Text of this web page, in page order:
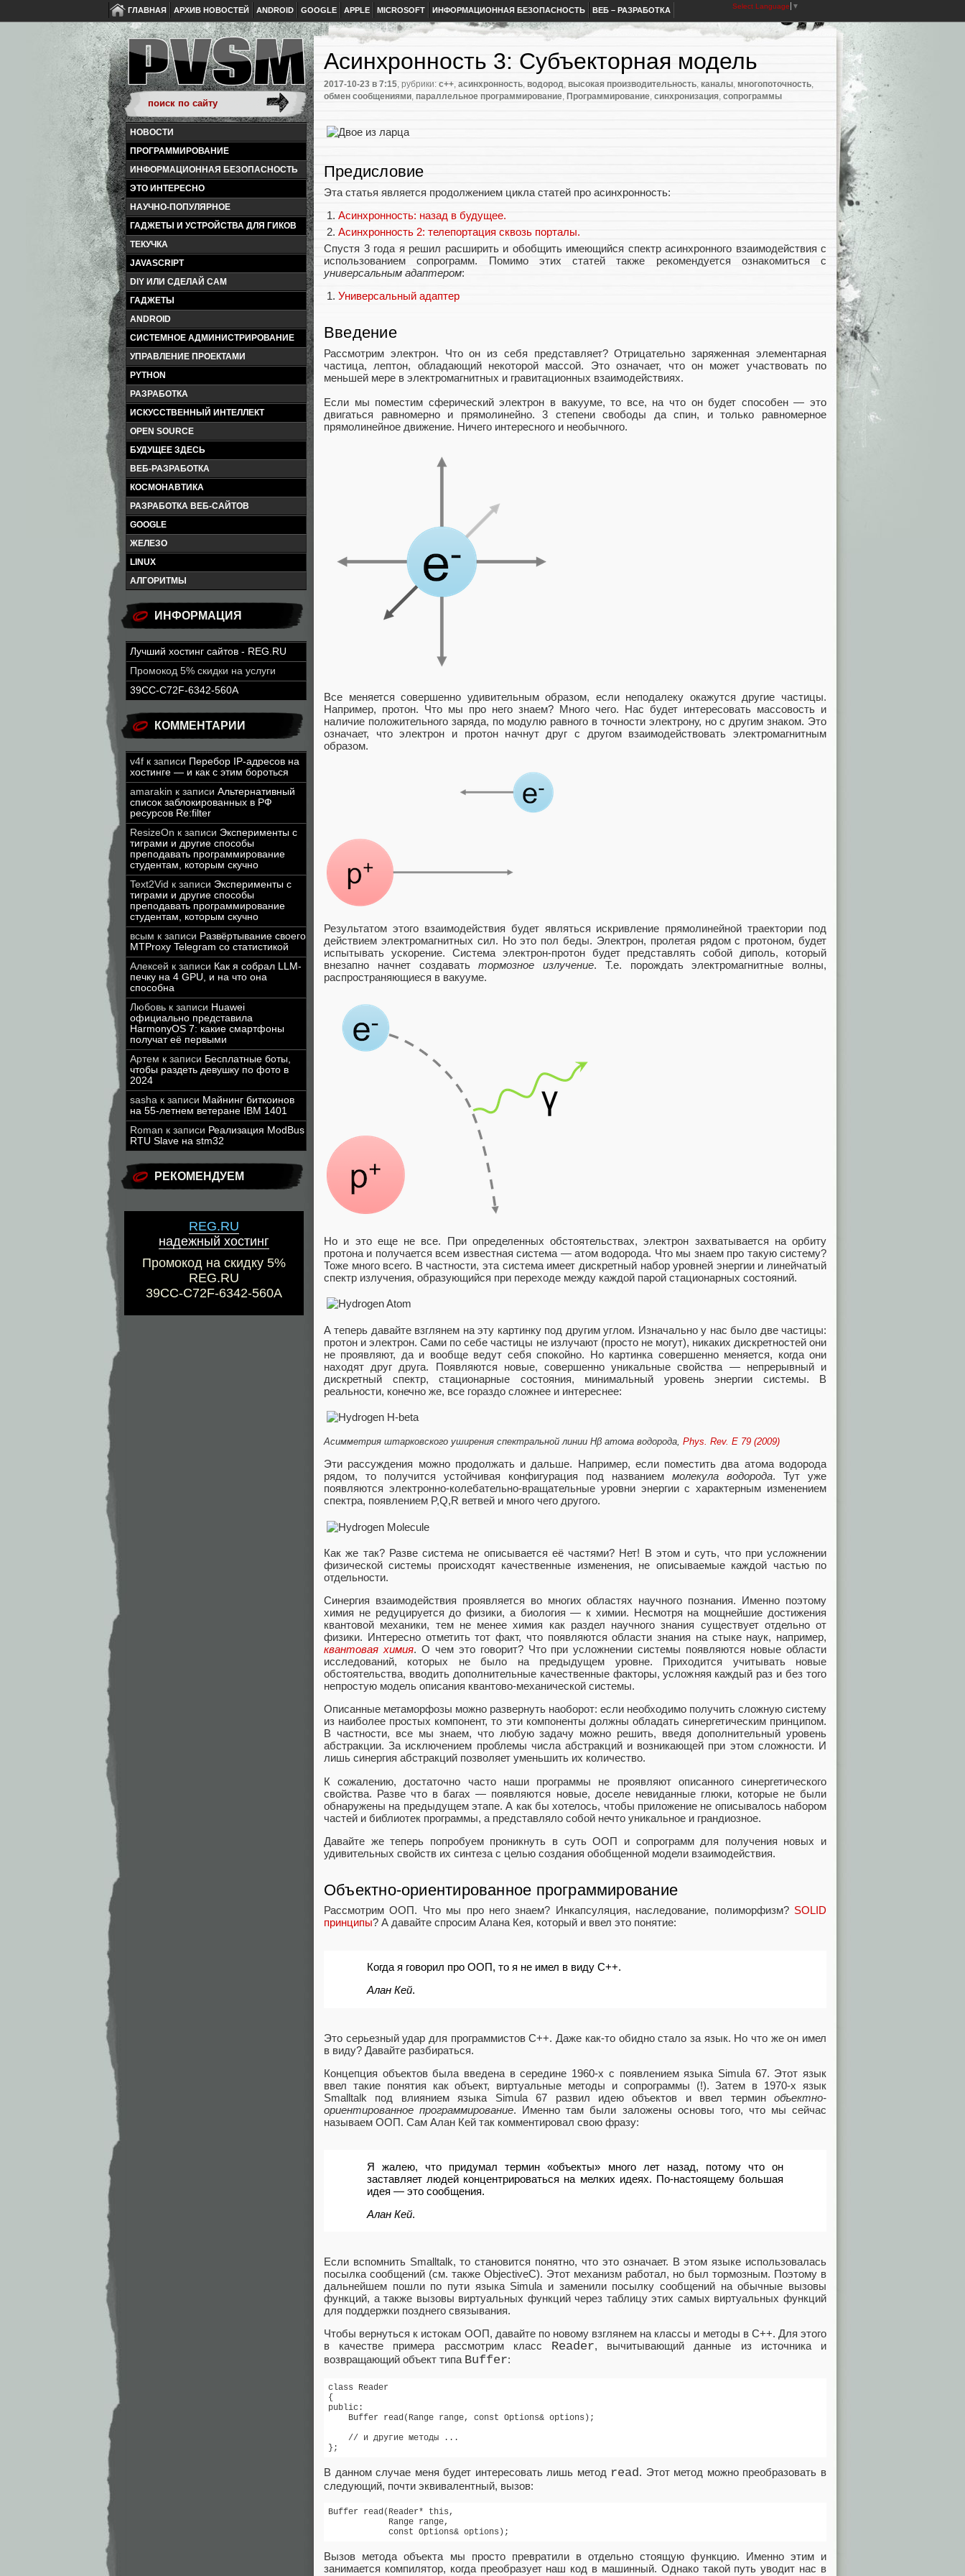
ГЛАВНАЯ АРХИВ НОВОСТЕЙ ANDROID GOOGLE APPLE MICROSOFT ИНФОРМАЦИОННАЯ БЕЗОПАСНОСТЬ ВЕБ – РАЗРАБОТКА Select Language ▼
НОВОСТИ
ПРОГРАММИРОВАНИЕ
ИНФОРМАЦИОННАЯ БЕЗОПАСНОСТЬ
ЭТО ИНТЕРЕСНО
НАУЧНО-ПОПУЛЯРНОЕ
ГАДЖЕТЫ И УСТРОЙСТВА ДЛЯ ГИКОВ
ТЕКУЧКА
JAVASCRIPT
DIY ИЛИ СДЕЛАЙ САМ
ГАДЖЕТЫ
ANDROID
СИСТЕМНОЕ АДМИНИСТРИРОВАНИЕ
УПРАВЛЕНИЕ ПРОЕКТАМИ
PYTHON
РАЗРАБОТКА
ИСКУССТВЕННЫЙ ИНТЕЛЛЕКТ
OPEN SOURCE
БУДУЩЕЕ ЗДЕСЬ
ВЕБ-РАЗРАБОТКА
КОСМОНАВТИКА
РАЗРАБОТКА ВЕБ-САЙТОВ
GOOGLE
ЖЕЛЕЗО
LINUX
АЛГОРИТМЫ
ИНФОРМАЦИЯ
Лучший хостинг сайтов - REG.RU
Промокод 5% скидки на услуги
39CC-C72F-6342-560A
КОММЕНТАРИИ
v4f к записи Перебор IP-адресов на
хостинге — и как с этим бороться
amarakin к записи Альтернативный
список заблокированных в РФ
ресурсов Re:filter
ResizeOn к записи Эксперименты с
тиграми и другие способы
преподавать программирование
студентам, которым скучно
Text2Vid к записи Эксперименты с
тиграми и другие способы
преподавать программирование
студентам, которым скучно
всым к записи Развёртывание своего
MTProxy Telegram со статистикой
Алексей к записи Как я собрал LLM-
печку на 4 GPU, и на что она
способна
Любовь к записи Huawei
официально представила
HarmonyOS 7: какие смартфоны
получат её первыми
Артем к записи Бесплатные боты,
чтобы раздеть девушку по фото в
2024
sasha к записи Майнинг биткоинов
на 55-летнем ветеране IBM 1401
Roman к записи Реализация ModBus
RTU Slave на stm32
РЕКОМЕНДУЕМ
REG.RU
надежный хостинг
Промокод на скидку 5%
REG.RU
39CC-C72F-6342-560A
Асинхронность 3: Субъекторная модель
2017-10-23 в 7:15, рубрики: c++, асинхронность, водород, высокая производительность, каналы, многопоточность,
обмен сообщениями, параллельное программирование, Программирование, синхронизация, сопрограммы
Предисловие
Эта статья является продолжением цикла статей про асинхронность:
Асинхронность: назад в будущее.
Асинхронность 2: телепортация сквозь порталы.
Спустя 3 года я решил расширить и обобщить имеющийся спектр асинхронного взаимодействия с
использованием сопрограмм. Помимо этих статей также рекомендуется ознакомиться с
универсальным адаптером:
Универсальный адаптер
Введение
Рассмотрим электрон. Что он из себя представляет? Отрицательно заряженная элементарная
частица, лептон, обладающий некоторой массой. Это означает, что он может участвовать по
меньшей мере в электромагнитных и гравитационных взаимодействиях.
Если мы поместим сферический электрон в вакууме, то все, на что он будет способен — это
двигаться равномерно и прямолинейно. 3 степени свободы да спин, и только равномерное
прямолинейное движение. Ничего интересного и необычного.
Все меняется совершенно удивительным образом, если неподалеку окажутся другие частицы.
Например, протон. Что мы про него знаем? Много чего. Нас будет интересовать массовость и
наличие положительного заряда, по модулю равного в точности электрону, но с другим знаком. Это
означает, что электрон и протон начнут друг с другом взаимодействовать электромагнитным
образом.
Результатом этого взаимодействия будет являться искривление прямолинейной траектории под
действием электромагнитных сил. Но это пол беды. Электрон, пролетая рядом с протоном, будет
испытывать ускорение. Система электрон-протон будет представлять собой диполь, который
внезапно начнет создаватьтормозное излучение. Т.е. порождать электромагнитные волны,
распространяющиеся в вакууме.
Но и это еще не все. При определенных обстоятельствах, электрон захватывается на орбиту
протона и получается всем известная система — атом водорода. Что мы знаем про такую систему?
Тоже много всего. В частности, эта система имеет дискретный набор уровней энергии и линейчатый
спектр излучения, образующийся при переходе между каждой парой стационарных состояний.
А теперь давайте взглянем на эту картинку под другим углом. Изначально у нас было две частицы:
протон и электрон. Сами по себе частицы не излучают (просто не могут), никаких дискретностей они
не проявляют, да и вообще ведут себя спокойно. Но картинка совершенно меняется, когда они
находят друг друга. Появляются новые, совершенно уникальные свойства — непрерывный и
дискретный спектр, стационарные состояния, минимальный уровень энергии системы. В
реальности, конечно же, все гораздо сложнее и интереснее:
Асимметрия штарковского уширения спектральной линии Hβ атома водорода, Phys. Rev. E 79 (2009)
Эти рассуждения можно продолжать и дальше. Например, если поместить два атома водорода
рядом, то получится устойчивая конфигурация под названием молекула водорода. Тут уже
появляются электронно-колебательно-вращательные уровни энергии с характерным изменением
спектра, появлением P,Q,R ветвей и много чего другого.
Как же так? Разве система не описывается её частями? Нет! В этом и суть, что при усложнении
физической системы происходят качественные изменения, не описываемые каждой частью по
отдельности.
Синергия взаимодействия проявляется во многих областях научного познания. Именно поэтому
химия не редуцируется до физики, а биология — к химии. Несмотря на мощнейшие достижения
квантовой механики, тем не менее химия как раздел научного знания существует отдельно от
физики. Интересно отметить тот факт, что появляются области знания на стыке наук, например,
квантовая химия. О чем это говорит? Что при усложнении системы появляются новые области
исследований, которых не было на предыдущем уровне. Приходится учитывать новые
обстоятельства, вводить дополнительные качественные факторы, усложняя каждый раз и без того
непростую модель описания квантово-механической системы.
Описанные метаморфозы можно развернуть наоборот: если необходимо получить сложную систему
из наиболее простых компонент, то эти компоненты должны обладать синергетическим принципом.
В частности, все мы знаем, что любую задачу можно решить, введя дополнительный уровень
абстракции. За исключением проблемы числа абстракций и возникающей при этом сложности. И
лишь синергия абстракций позволяет уменьшить их количество.
К сожалению, достаточно часто наши программы не проявляют описанного синергетического
свойства. Разве что в багах — появляются новые, доселе невиданные глюки, которые не были
обнаружены на предыдущем этапе. А как бы хотелось, чтобы приложение не описывалось набором
частей и библиотек программы, а представляло собой нечто уникальное и грандиозное.
Давайте же теперь попробуем проникнуть в суть ООП и сопрограмм для получения новых и
удивительных свойств их синтеза с целью создания обобщенной модели взаимодействия.
Объектно-ориентированное программирование
Рассмотрим ООП. Что мы про него знаем? Инкапсуляция, наследование, полиморфизм? SOLID
принципы? А давайте спросим Алана Кея, который и ввел это понятие:
Когда я говорил про ООП, то я не имел в виду С++.
Алан Кей.
Это серьезный удар для программистов С++. Даже как-то обидно стало за язык. Но что же он имел
в виду? Давайте разбираться.
Концепция объектов была введена в середине 1960-х с появлением языка Simula 67. Этот язык
ввел такие понятия как объект, виртуальные методы и сопрограммы (!). Затем в 1970-х язык
Smalltalk под влиянием языка Simula 67 развил идею объектов и ввел термин объектно-
ориентированное программирование. Именно там были заложены основы того, что мы сейчас
называем ООП. Сам Алан Кей так комментировал свою фразу:
Я жалею, что придумал термин «объекты» много лет назад, потому что он
заставляет людей концентрироваться на мелких идеях. По-настоящему большая
идея — это сообщения.
Алан Кей.
Если вспомнить Smalltalk, то становится понятно, что это означает. В этом языке использовалась
посылка сообщений (см. также ObjectiveC). Этот механизм работал, но был тормозным. Поэтому в
дальнейшем пошли по пути языка Simula и заменили посылку сообщений на обычные вызовы
функций, а также вызовы виртуальных функций через таблицу этих самых виртуальных функций
для поддержки позднего связывания.
Чтобы вернуться к истокам ООП, давайте по новому взглянем на классы и методы в С++. Для этого
в качестве примера рассмотрим класс Reader, вычитывающий данные из источника и
возвращающий объект типа Buffer:
class Reader
{
public:
    Buffer read(Range range, const Options& options);
    // и другие методы ...
В данном случае меня будет интересовать лишь метод read. Этот метод можно преобразовать в
следующий, почти эквивалентный, вызов:
Buffer read(Reader* this,
            Range range,
Вызов метода объекта мы просто превратили в отдельно стоящую функцию. Именно этим и
занимается компилятор, когда преобразует наш код в машинный. Однако такой путь уводит нас в